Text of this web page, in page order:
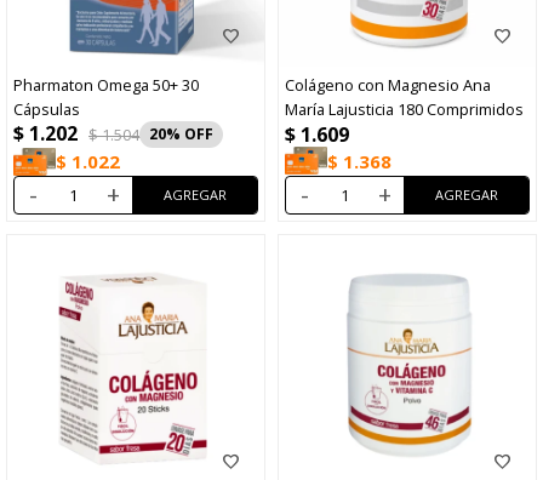
Pharmaton Omega 50+ 30
Cápsulas
$ 1.202 $1.504 20
$ 1.022
- +
Colágeno con Magnesio Ana
María Lajusticia 180 Comprimidos
$ 1.609
$ 1.368
- +